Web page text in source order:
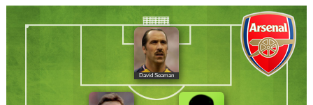
David Seaman